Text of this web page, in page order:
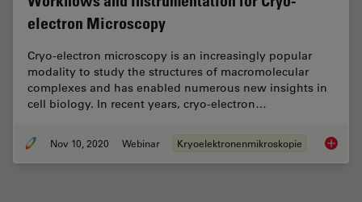
electron Microscopy
Cryo-electron microscopy is an increasingly popular
modality to study the structures of macromolecular
complexes and has enabled numerous new insights in
cell biology. In recent years, cryo-electron…
Nov 10, 2020 Webinar Kryoelektronenmikroskopie